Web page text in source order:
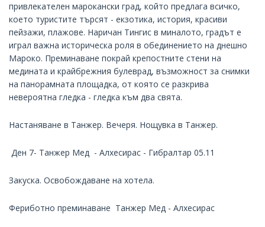
привлекателен марокански град, който предлага всичко,
което туристите търсят - екзотика, история, красиви
пейзажи, плажове. Наричан Тингис в миналото, градът е
играл важна историческа роля в обединението на днешно
Мароко. Преминаване покрай крепостните стени на
медината и крайбрежния булеврад, възможност за снимки
на панорамната площадка, от която се разкрива
невероятна гледка - гледка към два свята.
Настаняване в Танжер. Вечеря. Нощувка в Танжер.
Ден 7- Танжер Мед - Алхесирас - Гибралтар 05.11
Закуска. Освобождаване на хотела.
Фериботно преминаване Танжер Мед - Алхесирас